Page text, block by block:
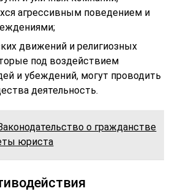
агрессивным поведением и
движений и религиозных
под воздействием
и убеждений, могут проводить
деятельность.
о гражданстве
юриста